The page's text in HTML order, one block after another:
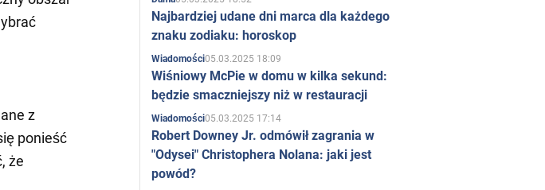
z
ponieść
że
Najbardziej udane dni marca dla każdego
znaku zodiaku: horoskop
Wiadomości05.03.2025 18:09
Wiśniowy McPie w domu w kilka sekund:
będzie smaczniejszy niż w restauracji
Wiadomości05.03.2025 17:14
Robert Downey Jr. odmówił zagrania w
"Odysei" Christophera Nolana: jaki jest
powód?